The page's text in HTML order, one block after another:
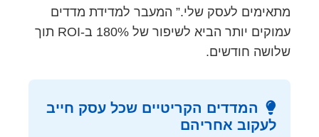
מתאימים לעסק שלי.” המעבר למדידת מדדים
עמוקים יותר הביא לשיפור של 180% ב-ROI תוך
שלושה חודשים.
המדדים הקריטיים שכל עסק חייב
לעקוב אחריהם